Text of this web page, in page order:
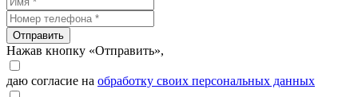
Отправить
Нажав кнопку «Отправить»,
даю согласие на обработку своих персональных данных